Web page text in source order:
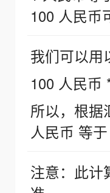
100 人民币
我们可以用
100 人民币
所以，根据
人民币 等
注意：此计